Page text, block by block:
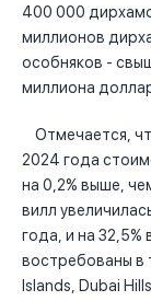
400 000
миллионов
особняков -
миллиона
Отмечается,
2024 года
на 0,2% выше,
вилл
года, и на
востребованы в
Islands, Dubai